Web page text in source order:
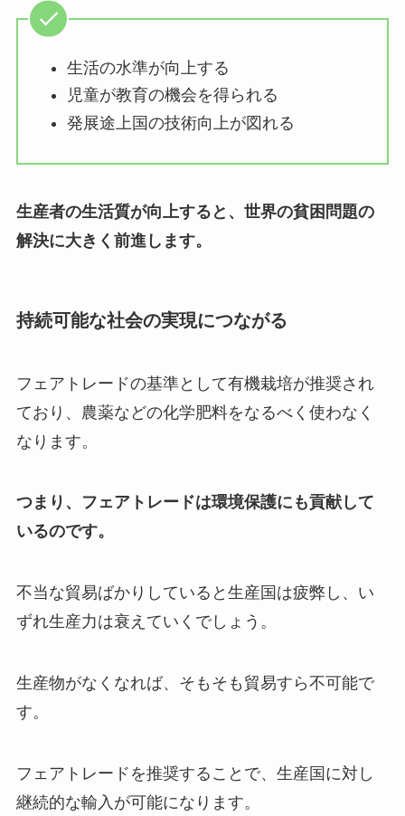
生活の水準が向上する
児童が教育の機会を得られる
発展途上国の技術向上が図れる
生産者の生活質が向上すると、世界の貧困問題の
解決に大きく前進します。
持続可能な社会の実現につながる
フェアトレードの基準として有機栽培が推奨され
ており、農薬などの化学肥料をなるべく使わなく
なります。
つまり、フェアトレードは環境保護にも貢献して
いるのです。
不当な貿易ばかりしていると生産国は疲弊し、い
ずれ生産力は衰えていくでしょう。
生産物がなくなれば、そもそも貿易すら不可能で
す。
フェアトレードを推奨することで、生産国に対し
継続的な輸入が可能になります。